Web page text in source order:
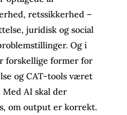
retssikkerhed –
juridisk og social
Og i
forskellige former for
og CAT-tools været
Med AI skal der
om output er korrekt.